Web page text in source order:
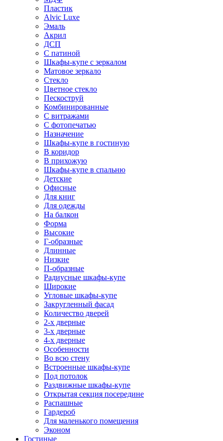
Пластик
Alvic Luxe
Эмаль
Акрил
ДСП
С патиной
Шкафы-купе с зеркалом
Матовое зеркало
Стекло
Цветное стекло
Пескоструй
Комбинированные
С витражами
С фотопечатью
Назначение
Шкафы-купе в гостиную
В коридор
В прихожую
Шкафы-купе в спальню
Детские
Офисные
Для книг
Для одежды
На балкон
Форма
Высокие
Г-образные
Длинные
Низкие
П-образные
Радиусные шкафы-купе
Широкие
Угловые шкафы-купе
Закругленный фасад
Количество дверей
2-х дверные
3-х дверные
4-х дверные
Особенности
Во всю стену
Встроенные шкафы-купе
Под потолок
Раздвижные шкафы-купе
Открытая секция посередине
Распашные
Гардероб
Для маленького помещения
Эконом
Гостиные